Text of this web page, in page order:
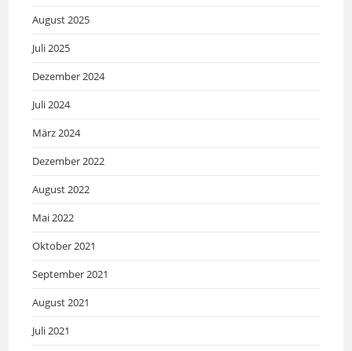
August 2025
Juli 2025
Dezember 2024
Juli 2024
März 2024
Dezember 2022
August 2022
Mai 2022
Oktober 2021
September 2021
August 2021
Juli 2021